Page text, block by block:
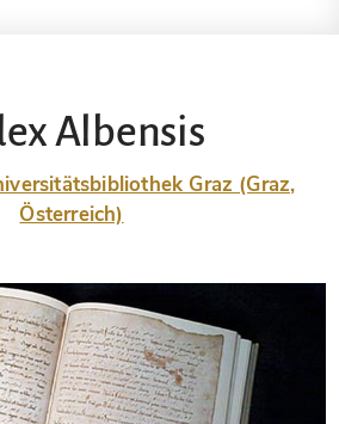
Albensis
Graz (Graz,
Österreich)